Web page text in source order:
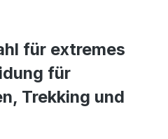
für extremes
für
Trekking und